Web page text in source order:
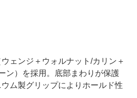
ェンジ＋ウォルナット/カリン＋
ン）を採用。底部まわりが保護
ム製グリップによりホールド性